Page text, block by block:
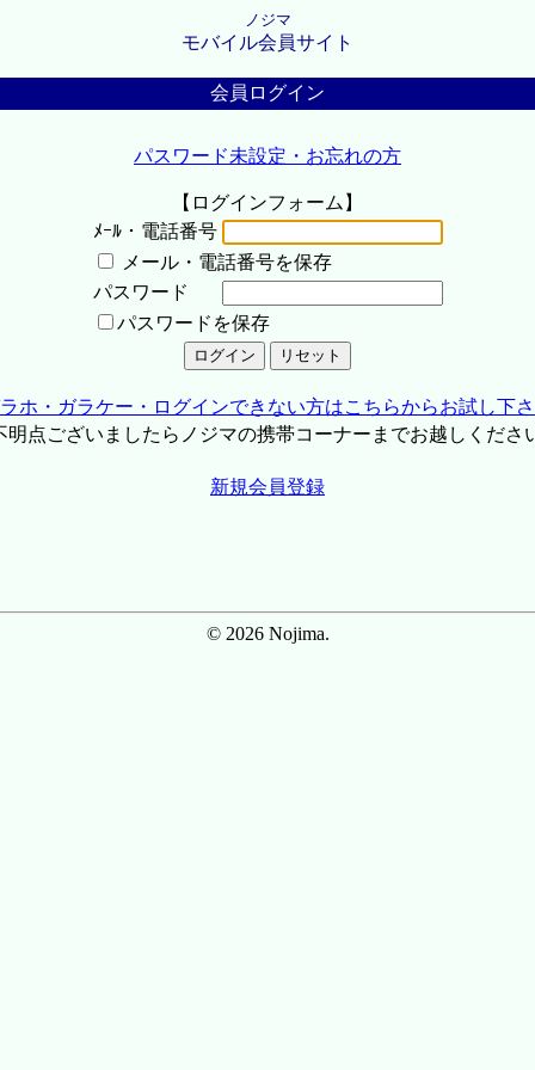
ノジマ
モバイル会員サイト
会員ログイン
パスワード未設定・お忘れの方
【ログインフォーム】
ﾒｰﾙ・電話番号
メール・電話番号を保存
パスワード
パスワードを保存
ホ・ガラケー・ログインできない方はこちらからお試し下
点ございましたらノジマの携帯コーナーまでお越しくださ
新規会員登録
© 2026 Nojima.